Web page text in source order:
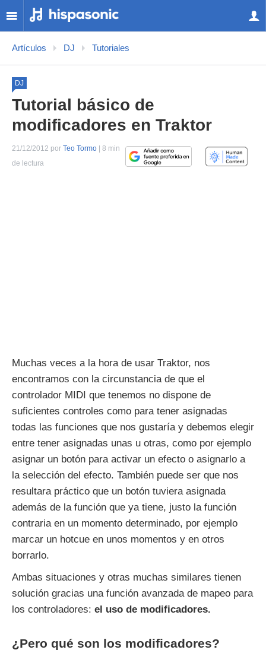
Artículos DJ Tutoriales
DJ
Tutorial básico de
modificadores en Traktor
21/12/2012 por Teo Tormo | 8 min
de lectura
Muchas veces a la hora de usar Traktor, nos
encontramos con la circunstancia de que el
controlador MIDI que tenemos no dispone de
suficientes controles como para tener asignadas
todas las funciones que nos gustaría y debemos elegir
entre tener asignadas unas u otras, como por ejemplo
asignar un botón para activar un efecto o asignarlo a
la selección del efecto. También puede ser que nos
resultara práctico que un botón tuviera asignada
además de la función que ya tiene, justo la función
contraria en un momento determinado, por ejemplo
marcar un hotcue en unos momentos y en otros
borrarlo.
Ambas situaciones y otras muchas similares tienen
solución gracias una función avanzada de mapeo para
los controladores: el uso de modificadores.
¿Pero qué son los modificadores?